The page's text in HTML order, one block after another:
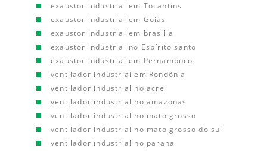
exaustor industrial em Tocantins
exaustor industrial em Goiás
exaustor industrial em brasilia
exaustor industrial no Espírito santo
exaustor industrial em Pernambuco
ventilador industrial em Rondônia
ventilador industrial no acre
ventilador industrial no amazonas
ventilador industrial no mato grosso
ventilador industrial no mato grosso do sul
ventilador industrial no parana